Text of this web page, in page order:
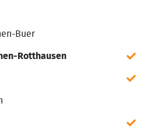
Buer
Rotthausen